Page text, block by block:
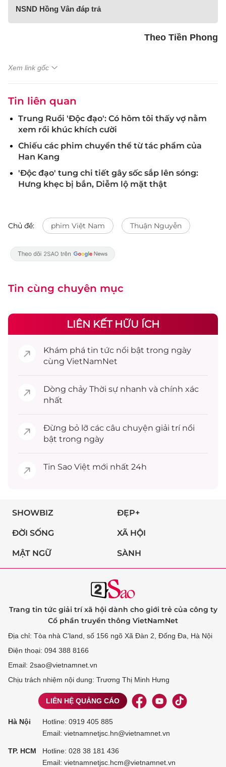
NSND Hồng Vân đáp trả
Theo Tiền Phong
Xem link gốc
Tin liên quan
Trung Ruồi 'Độc đạo': Có hôm tôi thấy vợ nằm
xem rồi khúc khích cười
Chiếu các phim chuyển thể từ tác phẩm của
Han Kang
'Độc đạo' tung chi tiết gây sốc sắp lên sóng:
Hưng khẹc bị bắn, Diễm lộ mặt thật
Chủ đề: phim Việt Nam Thuận Nguyễn
Tin cùng chuyên mục
LIÊN KẾT HỮU ÍCH
Khám phá tin tức nổi bật trong ngày
cùng VietNamNet
Dòng chảy Thời sự nhanh và chính xác
nhất
Đừng bỏ lỡ các câu chuyện giải trínổi
bật trong ngày
Tin Sao Việt mới nhất 24h
SHOWBIZ ĐẸP+
ĐỜI SỐNG XÃ HỘI
MẬT NGỮ SÀNH
Trang tin tức giải trí xã hội dành cho giới trẻ của công ty
Cổ phần truyền thông VietNamNet
Địa chỉ: Tòa nhà C’land, số 156 ngõ Xã Đàn 2, Đống Đa, Hà Nội
Điện thoại: 094 388 8166
Email: 2sao@vietnamnet.vn
Chịu trách nhiệm nội dung: Trương Thị Minh Hưng
LIÊN HỆ QUẢNG CÁO
Hà Nội Hotline: 0919 405 885
Email: vietnamnetjsc.hn@vietnamnet.vn
TP. HCM Hotline: 028 38 181 436
Email: vietnamnetjsc.hcm@vietnamnet.vn